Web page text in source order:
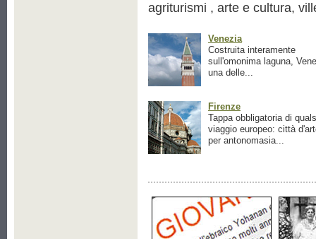
agriturismi , arte e cultura,
Venezia
Costruita interamente
sull'omonima laguna,
una delle...
Firenze
Tappa obbligatoria di
viaggio europeo: città
per antonomasia...